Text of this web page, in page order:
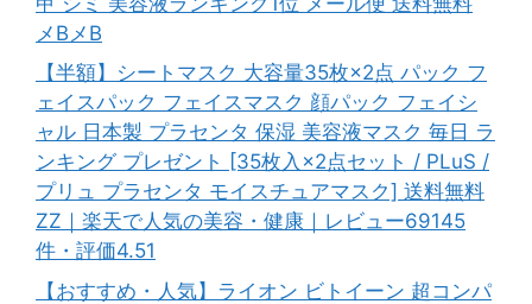
メBメB
【半額】シートマスク 大容量35枚×2点 パック フ
ェイスパック フェイスマスク 顔パック フェイシ
ャル 日本製 プラセンタ 保湿 美容液マスク 毎日 ラ
ンキング プレゼント [35枚入×2点セット / PLuS /
プリュ プラセンタ モイスチュアマスク] 送料無料
ZZ｜楽天で人気の美容・健康｜レビュー69145
件・評価4.51
【おすすめ・人気】ライオン ビトイーン 超コンパ